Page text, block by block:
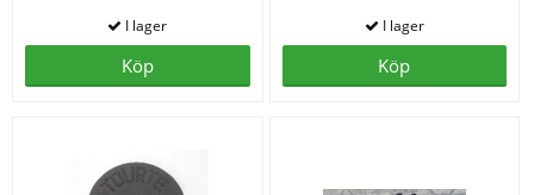
Köp Köp